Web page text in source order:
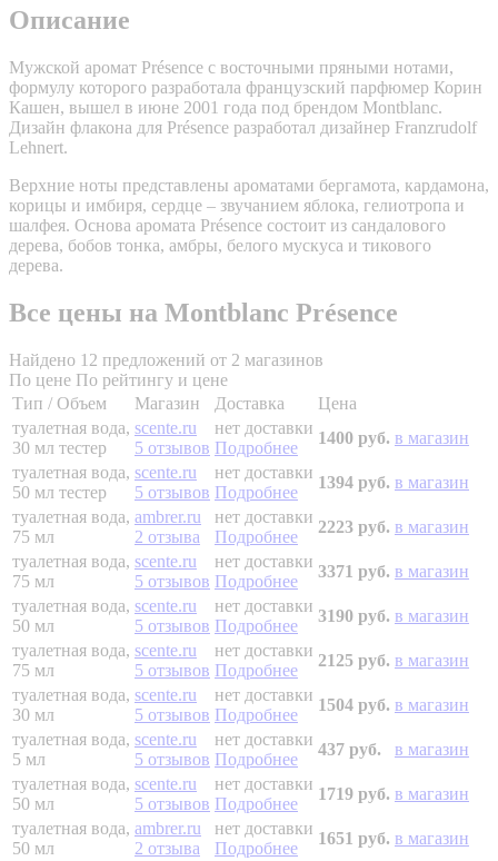
Описание
Мужской аромат Présence с восточными пряными нотами,
формулу которого разработала французский парфюмер Корин
Кашен, вышел в июне 2001 года под брендом Montblanc.
Дизайн флакона для Présence разработал дизайнер Franzrudolf
Lehnert.
Верхние ноты представлены ароматами бергамота, кардамона,
корицы и имбиря, сердце – звучанием яблока, гелиотропа и
шалфея. Основа аромата Présence состоит из сандалового
дерева, бобов тонка, амбры, белого мускуса и тикового
дерева.
Все цены на Montblanc Présence
Найдено 12 предложений от 2 магазинов
По цене По рейтингу и цене
Тип / Объем
Магазин Доставка
Цена
туалетная вода,
30 мл тестер
scente.ru
5 отзывов
нет доставки
Подробнее
1400 руб. в магазин
туалетная вода,
50 мл тестер
scente.ru
5 отзывов
нет доставки
Подробнее
1394 руб. в магазин
туалетная вода,
75 мл
ambrer.ru
2 отзыва
нет доставки
Подробнее
2223 руб. в магазин
туалетная вода,
75 мл
scente.ru
5 отзывов
нет доставки
Подробнее
3371 руб. в магазин
туалетная вода,
50 мл
scente.ru
5 отзывов
нет доставки
Подробнее
3190 руб. в магазин
туалетная вода,
75 мл
scente.ru
5 отзывов
нет доставки
Подробнее
2125 руб. в магазин
туалетная вода,
30 мл
scente.ru
5 отзывов
нет доставки
Подробнее
1504 руб. в магазин
туалетная вода,
5 мл
scente.ru
5 отзывов
нет доставки
Подробнее
437 руб.
в магазин
туалетная вода,
50 мл
scente.ru
5 отзывов
нет доставки
Подробнее
1719 руб. в магазин
туалетная вода,
50 мл
ambrer.ru
2 отзыва
нет доставки
Подробнее
1651 руб. в магазин